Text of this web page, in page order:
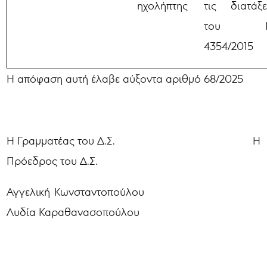
ηχολήπτης
τις
του
4354/2015
Η απόφαση αυτή έλαβε αύξοντα αριθμό 68/2025
Η Γραμματέας του Δ.Σ. Η
Πρόεδρος του Δ.Σ.
Αγγελική Κωνσταντοπούλου
Λυδία Καραθανασοπούλου